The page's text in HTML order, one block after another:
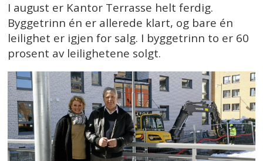
I august er Kantor Terrasse helt ferdig.
Byggetrinn én er allerede klart, og bare én
leilighet er igjen for salg. I byggetrinn to er 60
prosent av leilighetene solgt.